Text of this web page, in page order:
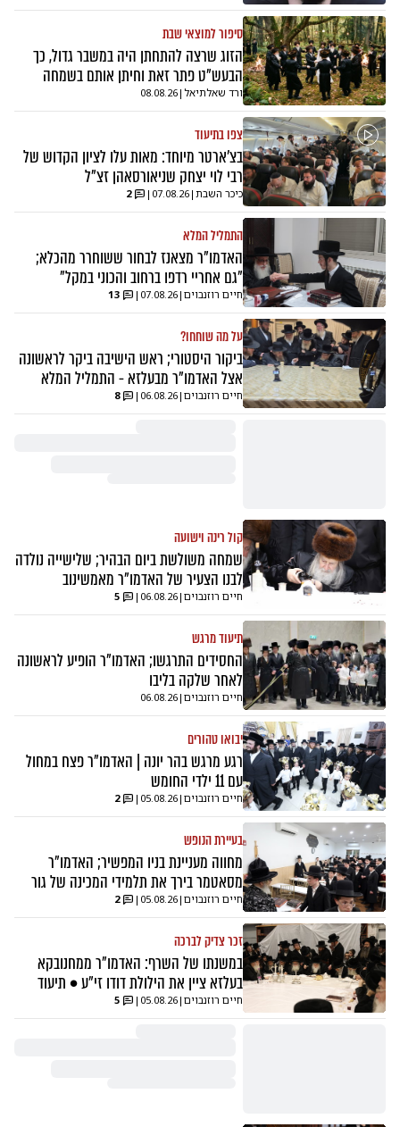
סיפור למוצאי שבת
הזוג שרצה להתחתן היה במשבר גדול, כך
הבעש"ט פתר זאת וחיתן אותם בשמחה
ורד שאלתיאל |
08.08.26
צפו בתיעוד
בצ'ארטר מיוחד: מאות עלו לציון הקדוש של
רבי לוי יצחק שניאורסאהן זצ"ל
כיכר השבת |
07.08.26
|
2
התמליל המלא
האדמו"ר מצאנז לבחור ששוחרר מהכלא;
"גם אחריי רדפו ברחוב והכוני במקל"
חיים רוזנבוים |
07.08.26
|
13
על מה שוחחו?
ביקור היסטורי; ראש הישיבה ביקר לראשונה
אצל האדמו"ר מבעלזא - התמליל המלא
חיים רוזנבוים |
06.08.26
|
8
קול רינה וישועה
שמחה משולשת ביום הבהיר; שלישייה נולדה
לבנו הצעיר של האדמו"ר מאמשינוב
חיים רוזנבוים |
06.08.26
|
5
תיעוד מרגש
החסידים התרגשו; האדמו"ר הופיע לראשונה
לאחר שלקה בליבו
חיים רוזנבוים |
06.08.26
יבואו טהורים
רגע מרגש בהר יונה | האדמו"ר פצח במחול
עם 11 ילדי החומש
חיים רוזנבוים |
05.08.26
|
2
בעיירת הנופש
מחווה מעניינת בניו המפשיר; האדמו"ר
מסאטמר בירך את תלמידי המכינה של גור
חיים רוזנבוים |
05.08.26
|
2
זכר צדיק לברכה
במשנתו של השרף: האדמו"ר ממחנובקא
בעלזא ציין את הילולת דודו זי"ע • תיעוד
חיים רוזנבוים |
05.08.26
|
5